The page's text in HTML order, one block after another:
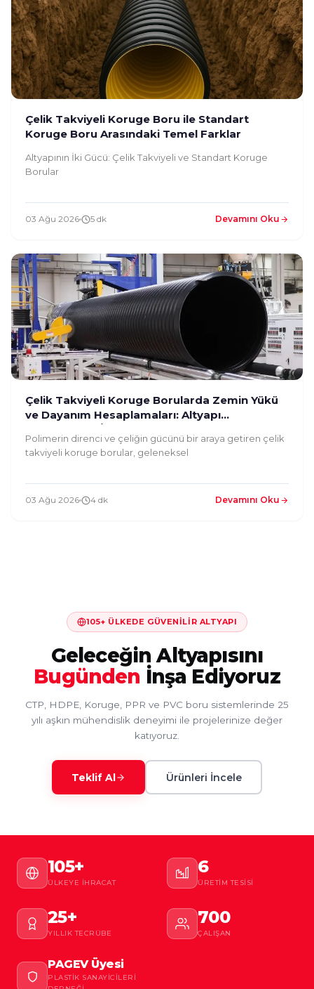
Çelik Takviyeli Koruge Boru ile Standart
Koruge Boru Arasındaki Temel Farklar
Altyapının İki Gücü: Çelik Takviyeli ve Standart Koruge
Borular
03 Ağu 2026 5 dk Devamını Oku
Çelik Takviyeli Koruge Borularda Zemin Yükü
ve Dayanım Hesaplamaları: Altyapı
Polimerin direnci ve çeliğin gücünü bir araya getiren çelik
takviyeli koruge borular, geleneksel
03 Ağu 2026 4 dk Devamını Oku
105+ ÜLKEDE GÜVENILIR ALTYAPI
Geleceğin Altyapısını
Bugünden İnşa Ediyoruz
CTP, HDPE, Koruge, PPR ve PVC boru sistemlerinde 25
yılı aşkın mühendislik deneyimi ile projelerinize değer
katıyoruz.
Teklif Al Ürünleri İncele
105+
ÜLKEYE İHRACAT
6
ÜRETIM TESISI
25+
YILLIK TECRÜBE
700
ÇALIŞAN
PAGEV Üyesi
PLASTIK SANAYICILERI